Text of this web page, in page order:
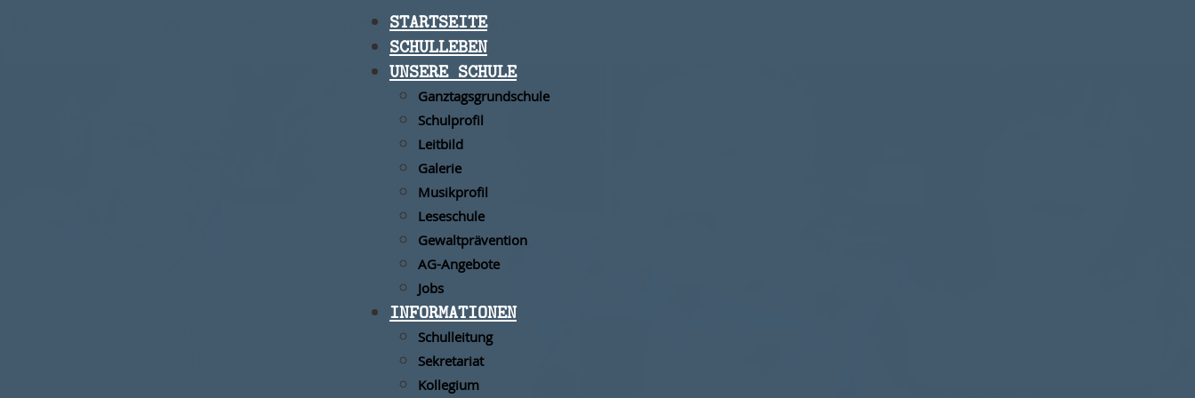
wallstadtschule.sekretariat@mannheim.de
STARTSEITE
SCHULLEBEN
UNSERE SCHULE
Ganztagsgrundschule
Schulprofil
Leitbild
Galerie
Musikprofil
Leseschule
Gewaltprävention
AG-Angebote
Jobs
INFORMATIONEN
Schulleitung
Sekretariat
Kollegium